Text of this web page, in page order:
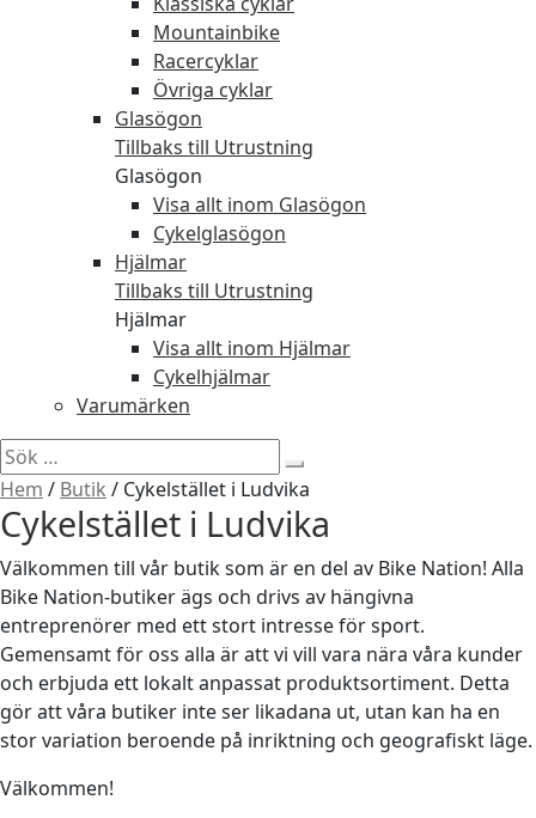
Mountainbike
Racercyklar
Övriga cyklar
Glasögon
Tillbaks till Utrustning
Glasögon
Visa allt inom Glasögon
Cykelglasögon
Hjälmar
Tillbaks till Utrustning
Hjälmar
Visa allt inom Hjälmar
Cykelhjälmar
Varumärken
Sök
efter:
Hem / Butik / Cykelstället i Ludvika
Cykelstället i Ludvika
Välkommen till vår butik som är en del av Bike Nation! Alla
Bike Nation-butiker ägs och drivs av hängivna
entreprenörer med ett stort intresse för sport.
Gemensamt för oss alla är att vi vill vara nära våra kunder
och erbjuda ett lokalt anpassat produktsortiment. Detta
gör att våra butiker inte ser likadana ut, utan kan ha en
stor variation beroende på inriktning och geografiskt läge.
Välkommen!